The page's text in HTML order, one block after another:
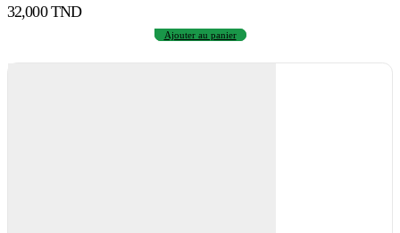
32,000TND
Ajouter au panier